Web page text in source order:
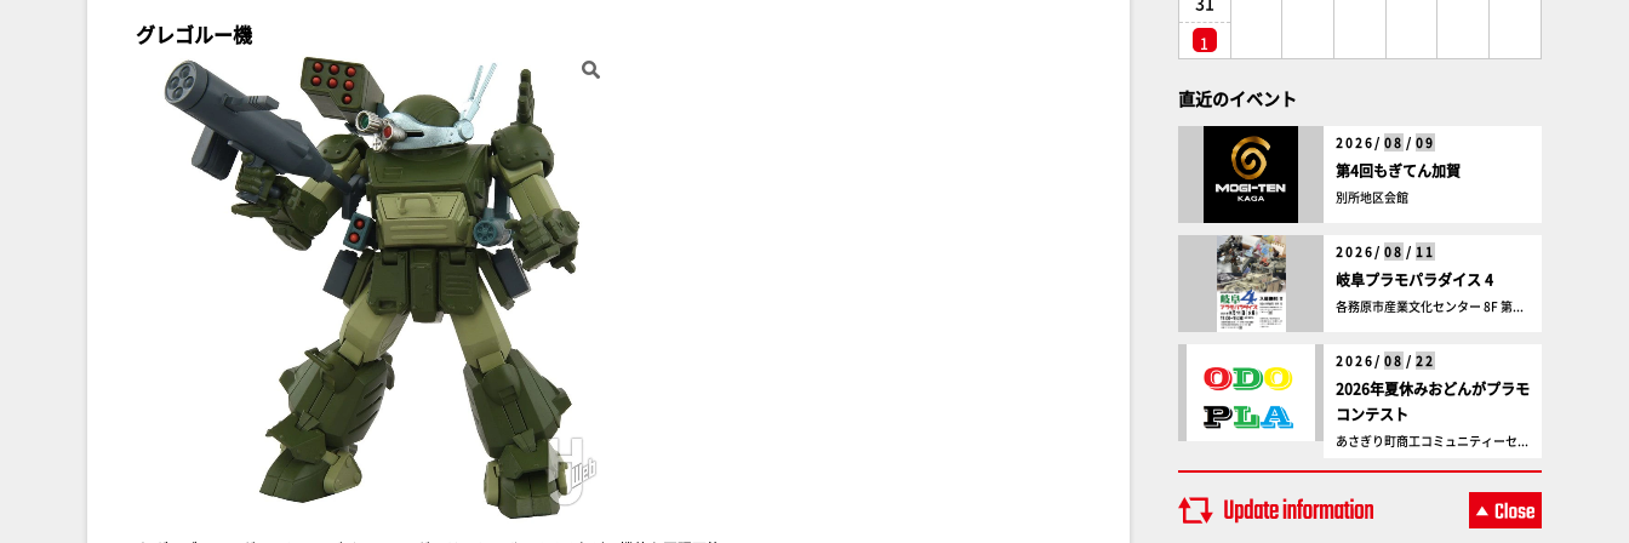
グレゴルー機 1
直近のイベント
2026/ 08 / 09
第4回もぎてん加賀
別所地区会館
2026/ 08 / 11
岐阜プラモパラダイス 4
各務原市産業文化センター 8F 第...
2026/ 08 / 22
2026年夏休みおどんがプラモ
コンテスト
あさぎり町商工コミュニティーセ...